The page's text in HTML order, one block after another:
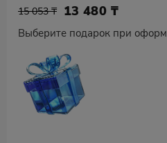
15 053 ₸ 13 480 ₸
Выберите подарок при